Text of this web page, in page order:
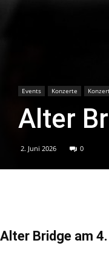
Events Konzerte
Alter
2. Juni 2026 0
Alter Bridge am